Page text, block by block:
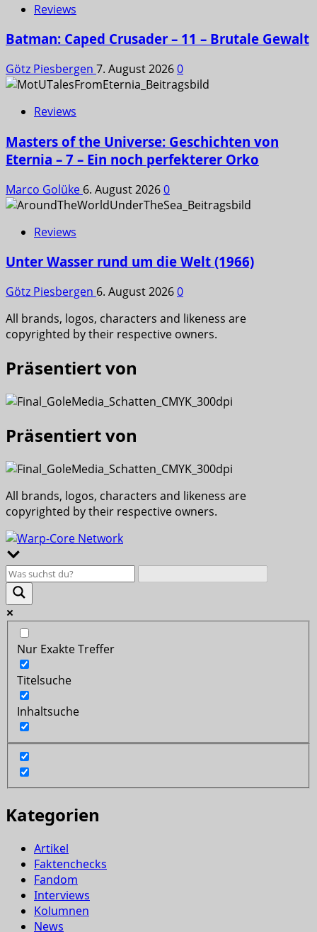
Reviews
Batman: Caped Crusader – 11 – Brutale Gewalt
Götz Piesbergen 7. August 20260
Reviews
Masters of the Universe: Geschichten von
Eternia – 7 – Ein noch perfekterer Orko
Marco Golüke 6. August 20260
Reviews
Unter Wasser rund um die Welt (1966)
Götz Piesbergen 6. August 20260
All brands, logos, characters and likeness are
copyrighted by their respective owners.
Präsentiert von
Präsentiert von
All brands, logos, characters and likeness are
copyrighted by their respective owners.
Nur Exakte Treffer
Titelsuche
Inhaltsuche
Kategorien
Artikel
Faktenchecks
Fandom
Interviews
Kolumnen
News